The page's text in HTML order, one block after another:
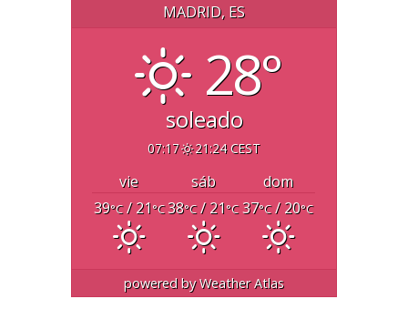
MADRID, ES
28°
soleado
07:17 21:24 CEST
vie sáb
dom
39°C/ 21°C38°C/ 21°C 37°C/ 20°C
powered byWeather Atlas